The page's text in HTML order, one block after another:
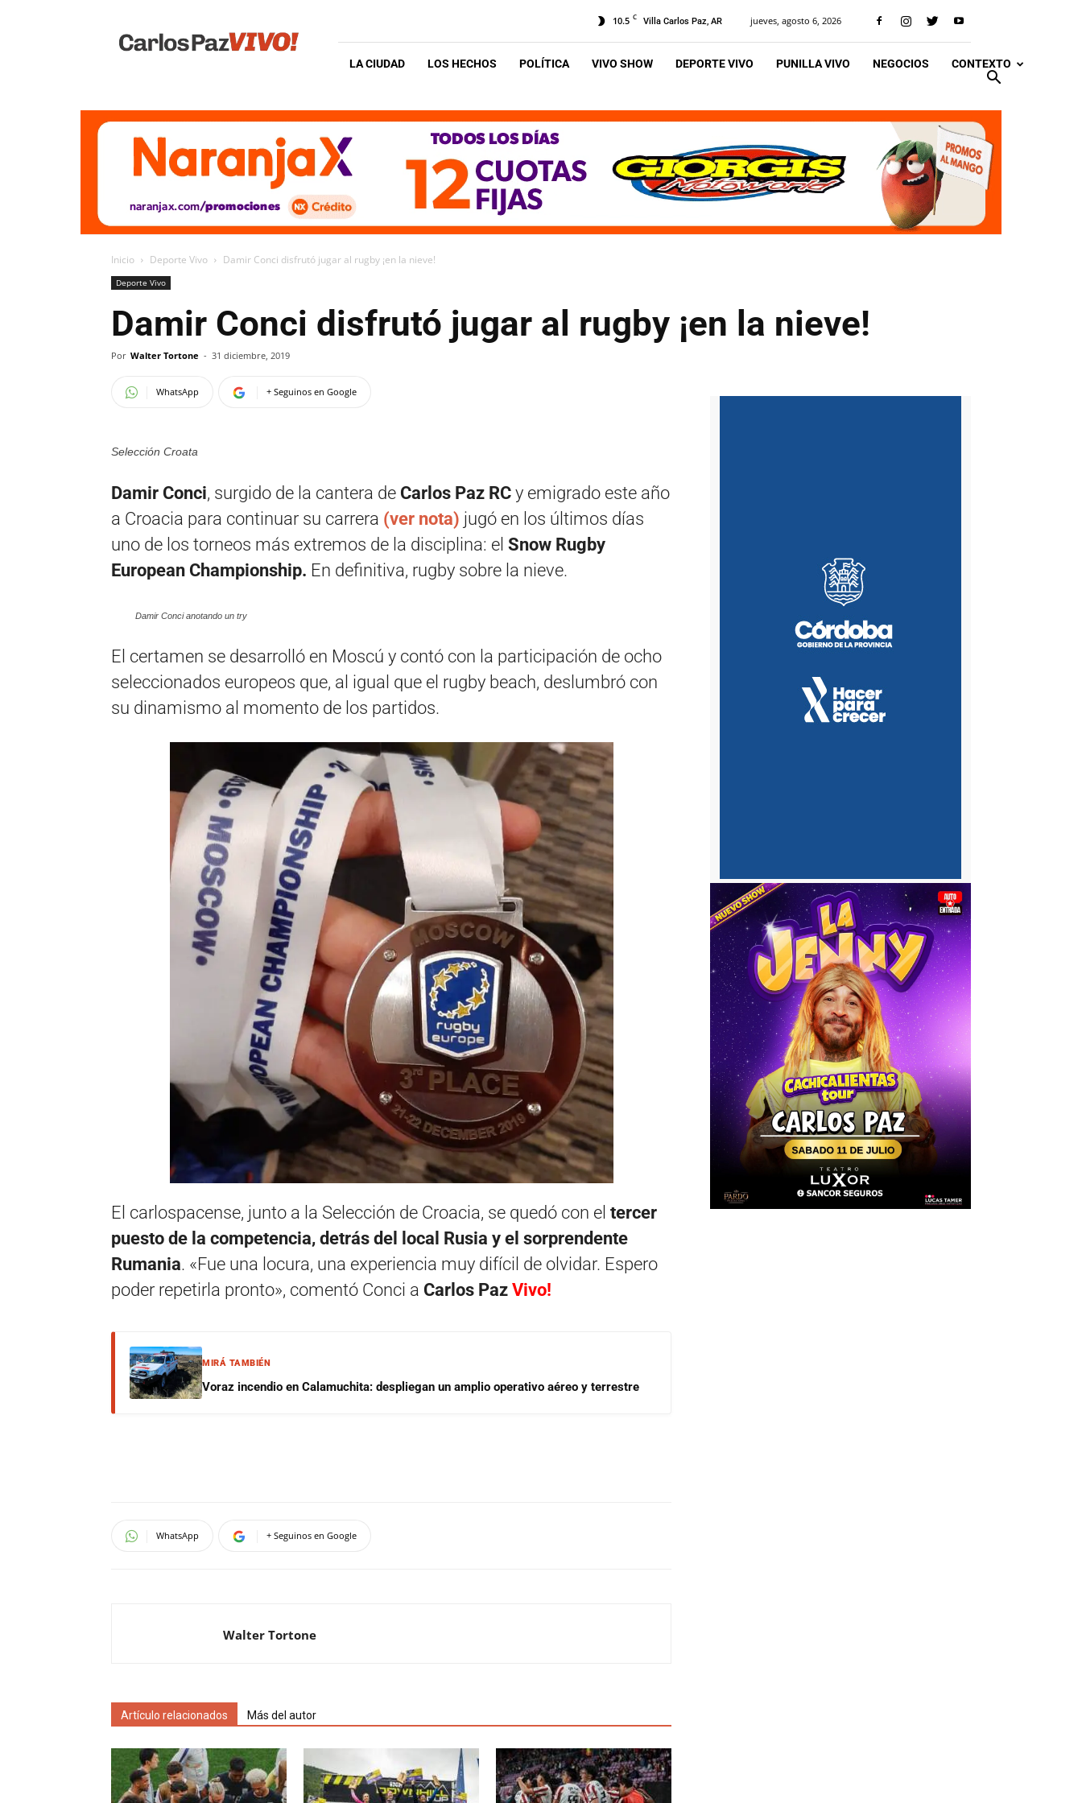
Vivo
10.5 C Villa Carlos Paz, AR jueves, agosto 6, 2026
LA CIUDAD LOS HECHOS POLÍTICA VIVO SHOW DEPORTE VIVO PUNILLA VIVO NEGOCIOS CONTEXTO
Inicio Deporte Vivo Damir Conci disfrutó jugar al rugby ¡en la nieve!
Deporte Vivo
Damir Conci disfrutó jugar al rugby ¡en la nieve!
Por Walter Tortone - 31 diciembre, 2019
WhatsApp + Seguinos en Google
Selección Croata
Damir Conci, surgido de la cantera de Carlos Paz RC y emigrado este año
a Croacia para continuar su carrera (ver nota) jugó en los últimos días
uno de los torneos más extremos de la disciplina: el Snow Rugby
European Championship. En definitiva, rugby sobre la nieve.
Damir Conci anotando un try
El certamen se desarrolló en Moscú y contó con la participación de ocho
seleccionados europeos que, al igual que el rugby beach, deslumbró con
su dinamismo al momento de los partidos.
El carlospacense, junto a la Selección de Croacia, se quedó con el tercer
puesto de la competencia, detrás del local Rusia y el sorprendente
Rumania. «Fue una locura, una experiencia muy difícil de olvidar. Espero
poder repetirla pronto», comentó Conci a Carlos Paz Vivo!
MIRÁ TAMBIÉN
Voraz incendio en Calamuchita: despliegan un amplio operativo aéreo y terrestre
WhatsApp + Seguinos en Google
Walter Tortone
Artículo relacionados Más del autor